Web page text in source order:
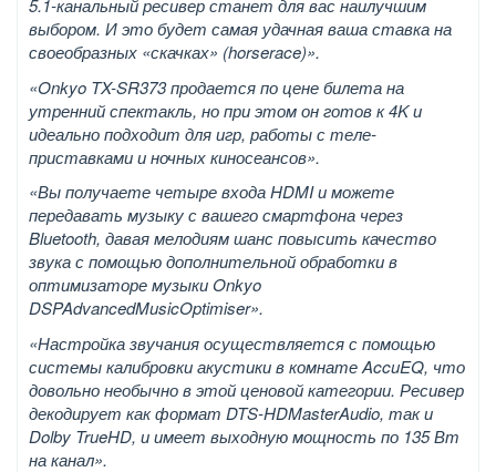
5.1-канальный ресивер станет для вас наилучшим
выбором. И это будет самая удачная ваша ставка на
своеобразных «скачках» (horserace)».
«Onkyo TX-SR373 продается по цене билета на
утренний спектакль, но при этом он готов к 4K и
идеально подходит для игр, работы с теле-
приставками и ночных киносеансов».
«Вы получаете четыре входа HDMI и можете
передавать музыку с вашего смартфона через
Bluetooth, давая мелодиям шанс повысить качество
звука с помощью дополнительной обработки в
оптимизаторе музыки Onkyo
DSPAdvancedMusicOptimiser».
«Настройка звучания осуществляется с помощью
системы калибровки акустики в комнате AccuEQ, что
довольно необычно в этой ценовой категории. Ресивер
декодирует как формат DTS-HDMasterAudio, так и
Dolby TrueHD, и имеет выходную мощность по 135 Вт
на канал».